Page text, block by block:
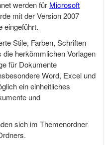
werden für Microsoft
mit der Version 2007
eingeführt.
Stile, Farben, Schriften
herkömmlichen Vorlagen
für Dokumente
Word, Excel und
ein einheitliches
und
sich im Themenordner